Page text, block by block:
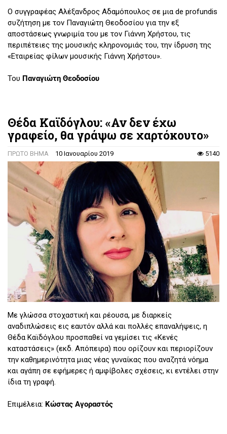
Ο συγγραφέας Αλέξανδρος Αδαμόπουλος σε μια de profundis
συζήτηση με τον Παναγιώτη Θεοδοσίου για την εξ
αποστάσεως γνωριμία του με τον Γιάννη Χρήστου, τις
περιπέτειες της μουσικής κληρονομιάς του, την ίδρυση της
«Εταιρείας φίλων μουσικής Γιάννη Χρήστου».
Του Παναγιώτη Θεοδοσίου
Θέδα Καϊδόγλου: «Αν δεν έχω
γραφείο, θα γράψω σε χαρτόκουτο»
ΠΡΩΤΟ ΒΗΜΑ 10 Ιανουαρίου 2019 5140
Με γλώσσα στοχαστική και ρέουσα, με διαρκείς
αναδιπλώσεις εις εαυτόν αλλά και πολλές επαναλήψεις, η
Θέδα Καϊδόγλου προσπαθεί να γεμίσει τις «Κενές
καταστάσεις» (εκδ. Απόπειρα) που ορίζουν και περιορίζουν
την καθημερινότητα μιας νέας γυναίκας που αναζητά νόημα
και αγάπη σε εφήμερες ή αμφίβολες σχέσεις, κι εντέλει στην
ίδια τη γραφή.
Επιμέλεια: Κώστας Αγοραστός